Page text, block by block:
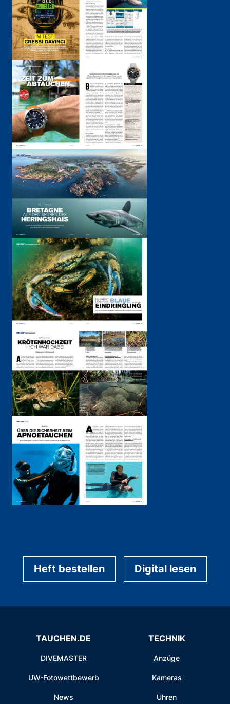
Heft bestellen Digital lesen
TAUCHEN.DE
DIVEMASTER
UW-Fotowettbewerb
News
TECHNIK
Anzüge
Kameras
Uhren